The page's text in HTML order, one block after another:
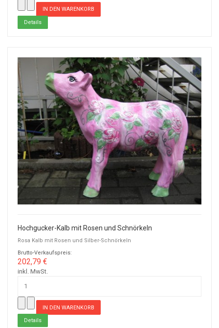
Details
Hochgucker-Kalb mit Rosen und Schnörkeln
Rosa Kalb mit Rosen und Silber-Schnörkeln
Brutto-Verkaufspreis:
202,79 €
inkl. MwSt.
Details